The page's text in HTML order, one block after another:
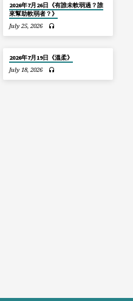
2026年7月26日《有誰未軟弱過？誰
來幫助軟弱者？》
July 25, 2026
2026年7月19日《溫柔》
July 18, 2026